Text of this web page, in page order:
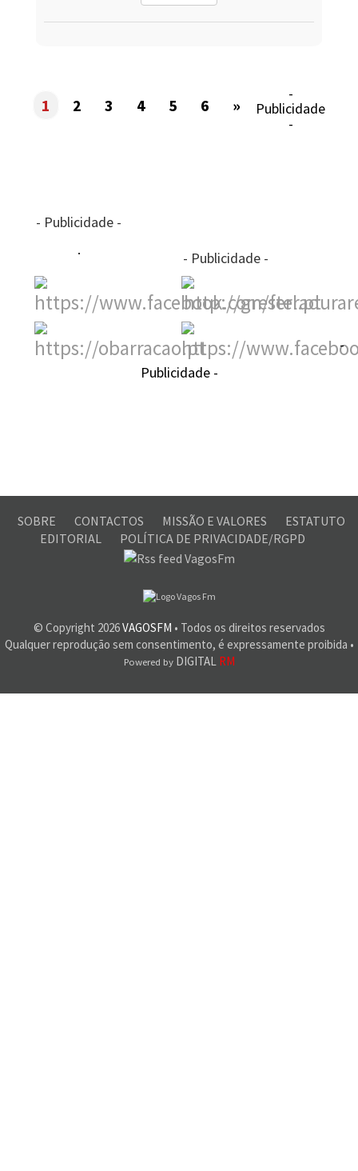
1 2 3 4 5 6 »
-
Publicidade
-
- Publicidade -
- Publicidade -
-
Publicidade -
SOBRE CONTACTOS MISSÃO E VALORES
ESTATUTO
EDITORIAL
POLÍTICA DE PRIVACIDADE/RGPD
© Copyright 2026VAGOSFM • Todos os direitos reservados
Qualquer reprodução sem consentimento, é expressamente proibida •
Powered byDIGITAL RM